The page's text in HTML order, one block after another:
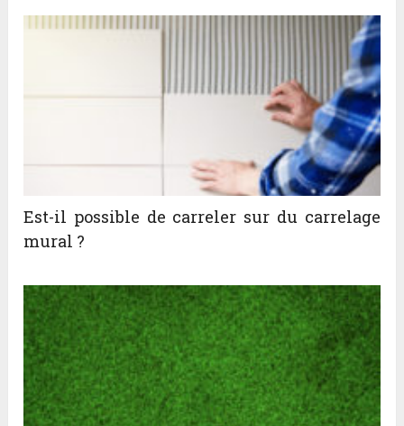
Est-il possible de carreler sur du carrelage
mural ?